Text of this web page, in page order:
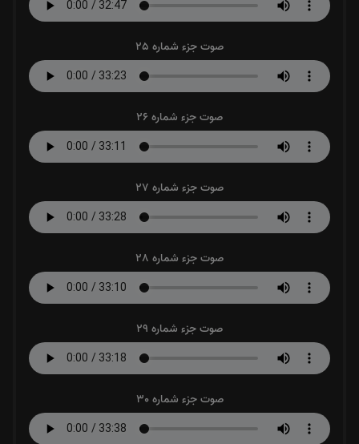
صوت جزء شماره 25
صوت جزء شماره 26
صوت جزء شماره 27
صوت جزء شماره 28
صوت جزء شماره 29
صوت جزء شماره 30